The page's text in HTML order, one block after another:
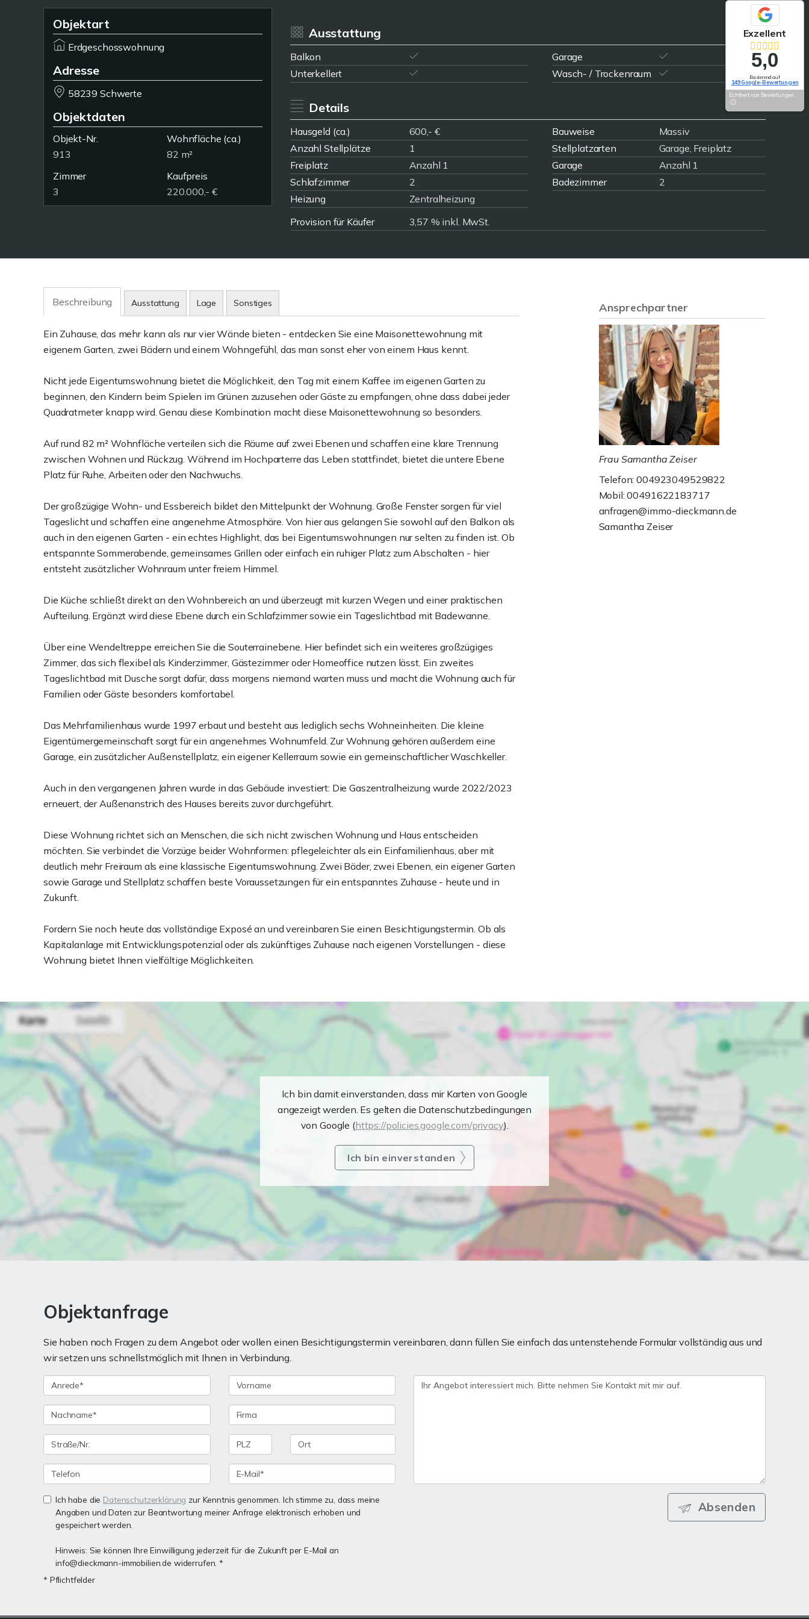
Objektart
Erdgeschosswohnung
Adresse
58239 Schwerte
Objektdaten
Objekt-Nr.
913
Wohnfläche (ca.)
82 m²
Zimmer
3
Kaufpreis
220.000,- €
Ausstattung
Balkon
Garage
Unterkellert
Wasch- / Trockenraum
Details
Hausgeld (ca.) 600,- € Bauweise
Massiv
Anzahl Stellplätze
1 Stellplatzarten
Garage, Freiplatz
Freiplatz
Anzahl 1 Garage
Anzahl 1
Schlafzimmer
2 Badezimmer
2
Heizung
Zentralheizung
Provision für Käufer
3,57 % inkl. MwSt.
Beschreibung Ausstattung Lage Sonstiges
Ein Zuhause, das mehr kann als nur vier Wände bieten - entdecken Sie eine Maisonettewohnung mit
eigenem Garten, zwei Bädern und einem Wohngefühl, das man sonst eher von einem Haus kennt.
Nicht jede Eigentumswohnung bietet die Möglichkeit, den Tag mit einem Kaffee im eigenen Garten zu
beginnen, den Kindern beim Spielen im Grünen zuzusehen oder Gäste zu empfangen, ohne dass dabei jeder
Quadratmeter knapp wird. Genau diese Kombination macht diese Maisonettewohnung so besonders.
Auf rund 82 m² Wohnfläche verteilen sich die Räume auf zwei Ebenen und schaffen eine klare Trennung
zwischen Wohnen und Rückzug. Während im Hochparterre das Leben stattfindet, bietet die untere Ebene
Platz für Ruhe, Arbeiten oder den Nachwuchs.
Der großzügige Wohn- und Essbereich bildet den Mittelpunkt der Wohnung. Große Fenster sorgen für viel
Tageslicht und schaffen eine angenehme Atmosphäre. Von hier aus gelangen Sie sowohl auf den Balkon als
auch in den eigenen Garten - ein echtes Highlight, das bei Eigentumswohnungen nur selten zu finden ist. Ob
entspannte Sommerabende, gemeinsames Grillen oder einfach ein ruhiger Platz zum Abschalten - hier
entsteht zusätzlicher Wohnraum unter freiem Himmel.
Die Küche schließt direkt an den Wohnbereich an und überzeugt mit kurzen Wegen und einer praktischen
Aufteilung. Ergänzt wird diese Ebene durch ein Schlafzimmer sowie ein Tageslichtbad mit Badewanne.
Über eine Wendeltreppe erreichen Sie die Souterrainebene. Hier befindet sich ein weiteres großzügiges
Zimmer, das sich flexibel als Kinderzimmer, Gästezimmer oder Homeoffice nutzen lässt. Ein zweites
Tageslichtbad mit Dusche sorgt dafür, dass morgens niemand warten muss und macht die Wohnung auch für
Familien oder Gäste besonders komfortabel.
Das Mehrfamilienhaus wurde 1997 erbaut und besteht aus lediglich sechs Wohneinheiten. Die kleine
Eigentümergemeinschaft sorgt für ein angenehmes Wohnumfeld. Zur Wohnung gehören außerdem eine
Garage, ein zusätzlicher Außenstellplatz, ein eigener Kellerraum sowie ein gemeinschaftlicher Waschkeller.
Auch in den vergangenen Jahren wurde in das Gebäude investiert: Die Gaszentralheizung wurde 2022/2023
erneuert, der Außenanstrich des Hauses bereits zuvor durchgeführt.
Diese Wohnung richtet sich an Menschen, die sich nicht zwischen Wohnung und Haus entscheiden
möchten. Sie verbindet die Vorzüge beider Wohnformen: pflegeleichter als ein Einfamilienhaus, aber mit
deutlich mehr Freiraum als eine klassische Eigentumswohnung. Zwei Bäder, zwei Ebenen, ein eigener Garten
sowie Garage und Stellplatz schaffen beste Voraussetzungen für ein entspanntes Zuhause - heute und in
Zukunft.
Fordern Sie noch heute das vollständige Exposé an und vereinbaren Sie einen Besichtigungstermin. Ob als
Kapitalanlage mit Entwicklungspotenzial oder als zukünftiges Zuhause nach eigenen Vorstellungen - diese
Wohnung bietet Ihnen vielfältige Möglichkeiten.
Ansprechpartner
Frau Samantha Zeiser
Telefon: 004923049529822
Mobil: 00491622183717
anfragen@immo-dieckmann.de
Samantha Zeiser
Ich bin damit einverstanden, dass mir Karten von Google
angezeigt werden. Es gelten die Datenschutzbedingungen
von Google (https://policies.google.com/privacy).
Ich bin einverstanden
Objektanfrage
Sie haben noch Fragen zu dem Angebot oder wollen einen Besichtigungstermin vereinbaren, dann füllen Sie einfach das untenstehende Formular vollständig aus und
wir setzen uns schnellstmöglich mit Ihnen in Verbindung.
Ich habe die Datenschutzerklärung zur Kenntnis genommen. Ich stimme zu, dass meine
Angaben und Daten zur Beantwortung meiner Anfrage elektronisch erhoben und
gespeichert werden.
Hinweis: Sie können Ihre Einwilligung jederzeit für die Zukunft per E-Mail an
info@dieckmann-immobilien.de widerrufen. *
* Pflichtfelder
Absenden
Exzellent
5,0
Basierend auf
149 Google-Bewertungen
Echtheit von Bewertungen